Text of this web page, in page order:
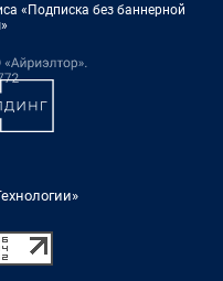
«Подписка без баннерной